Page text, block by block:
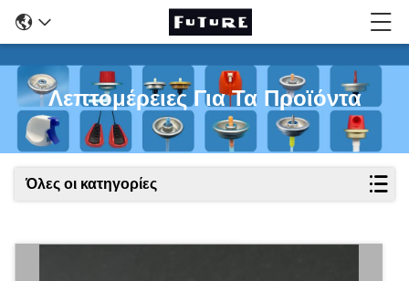
Λεπτομέρειες Για Τα Προϊόντα
Όλες οι κατηγορίες